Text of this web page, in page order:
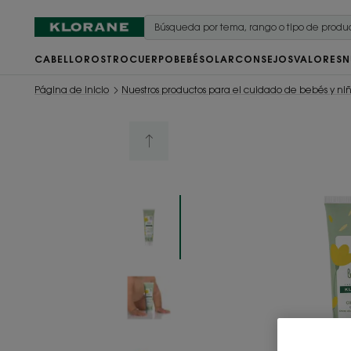
CABELLO ROSTRO CUERPO BEBÉ SOLAR CONSEJOSVALORES
Página de inicio Nuestros productos para el cuidado de bebés y